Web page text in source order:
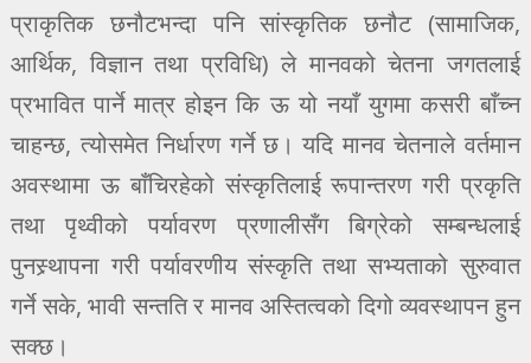
प्राकृतिक छनौटभन्दा पनि सांस्कृतिक छनौट (सामाजिक,
आर्थिक, विज्ञान तथा प्रविधि) ले मानवको चेतना जगतलाई
प्रभावित पार्ने मात्र होइन कि ऊ यो नयाँ युगमा कसरी बाँच्न
चाहन्छ, त्योसमेत निर्धारण गर्ने छ। यदि मानव चेतनाले वर्तमान
अवस्थामा ऊ बाँचिरहेको संस्कृतिलाई रूपान्तरण गरी प्रकृति
तथा पृथ्वीको पर्यावरण प्रणालीसँग बिग्रेको सम्बन्धलाई
पुनस्र्थापना गरी पर्यावरणीय संस्कृति तथा सभ्यताको सुरुवात
गर्ने सके, भावी सन्तति र मानव अस्तित्वको दिगो व्यवस्थापन हुन
सक्छ।